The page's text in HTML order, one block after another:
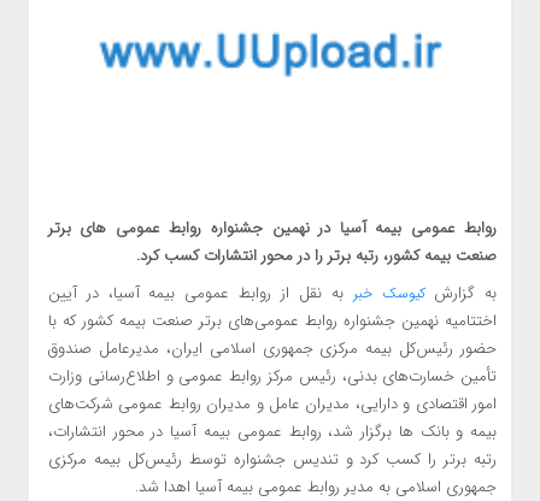
روابط عمومی بیمه آسیا در نهمین جشنواره روابط عمومی های برتر
صنعت بیمه کشور، رتبه برتر را در محور انتشارات کسب کرد.
به گزارشکیوسک خبر به نقل از روابط عمومی بیمه آسیا، در آیین
اختتامیه نهمین جشنواره روابط عمومی‌های برتر صنعت بیمه کشور که با
حضور رئیس‌کل بیمه مرکزی جمهوری اسلامی ایران، مدیرعامل صندوق
تأمین خسارت‌های بدنی، رئیس مرکز روابط عمومی و اطلاع‌رسانی وزارت
امور اقتصادی و دارایی، مدیران عامل و مدیران روابط عمومی شرکت‌های
بیمه و بانک ها برگزار شد، روابط عمومی بیمه آسیا در محور انتشارات،
رتبه برتر را کسب کرد و تندیس جشنواره توسط رئیس‌کل بیمه مرکزی
جمهوری اسلامی به مدیر روابط عمومی بیمه آسیا اهدا شد.